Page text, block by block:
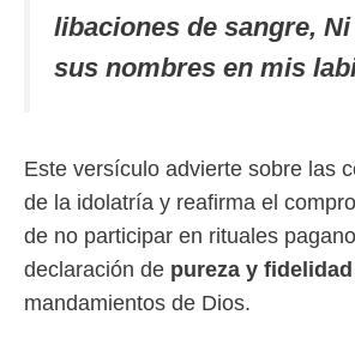
libaciones de sangre,
sus nombres en mis
Este versículo advierte sobre las
de la idolatría y reafirma el
de no participar en rituales
declaración de pureza y fidelidad
mandamientos de Dios.